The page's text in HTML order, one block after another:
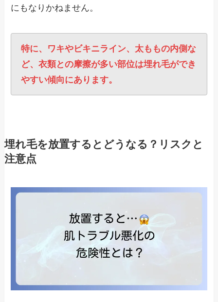
にもなりかねません。
特に、ワキやビキニライン、太ももの内側な
ど、衣類との摩擦が多い部位は埋れ毛ができ
やすい傾向にあります。
埋れ毛を放置するとどうなる？リスクと
注意点